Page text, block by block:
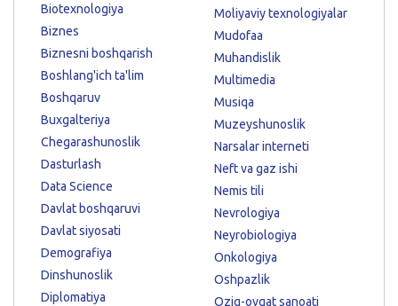
Biotexnologiya
Biznes
Biznesni boshqarish
Boshlang'ich ta'lim
Boshqaruv
Buxgalteriya
Chegarashunoslik
Dasturlash
Data Science
Davlat boshqaruvi
Davlat siyosati
Demografiya
Dinshunoslik
Diplomatiya
Moliyaviy texnologiyalar
Mudofaa
Muhandislik
Multimedia
Musiqa
Muzeyshunoslik
Narsalar interneti
Neft va gaz ishi
Nemis tili
Nevrologiya
Neyrobiologiya
Onkologiya
Oshpazlik
Oziq-ovqat sanoati